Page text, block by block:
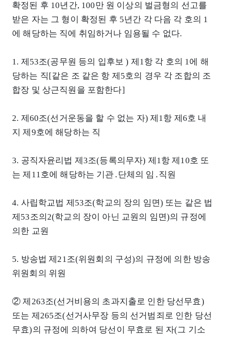
확정된 후 10년간, 100만 원 이상의 벌금형의 선고를
받은 자는 그 형이 확정된 후 5년간 각 다음 각 호의 1
에 해당하는 직에 취임하거나 임용될 수 없다.
1. 제53조(공무원 등의 입후보 ) 제1항 각 호의 1에 해
당하는 직[같은 조 같은 항 제5호의 경우 각 조합의 조
합장 및 상근직원을 포함한다]
2. 제60조(선거운동을 할 수 없는 자) 제1항 제6호 내
지 제9호에 해당하는 직
3. 공직자윤리법 제3조(등록의무자) 제1항 제10호 또
는 제11호에 해당하는 기관․단체의 임․직원
4. 사립학교법 제53조(학교의 장의 임면) 또는 같은 법
제53조의2(학교의 장이 아닌 교원의 임면)의 규정에
의한 교원
5. 방송법 제21조(위원회의 구성)의 규정에 의한 방송
위원회의 위원
② 제263조(선거비용의 초과지출로 인한 당선무효)
또는 제265조(선거사무장 등의 선거범죄로 인한 당선
무효)의 규정에 의하여 당선이 무효로 된 자(그 기소